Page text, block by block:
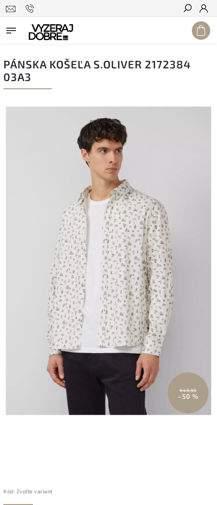
Hľadať
PÁNSKA KOŠEĽA S.OLIVER 2172384
03A3
€49,99
–50 %
Kód: Zvoľte variant